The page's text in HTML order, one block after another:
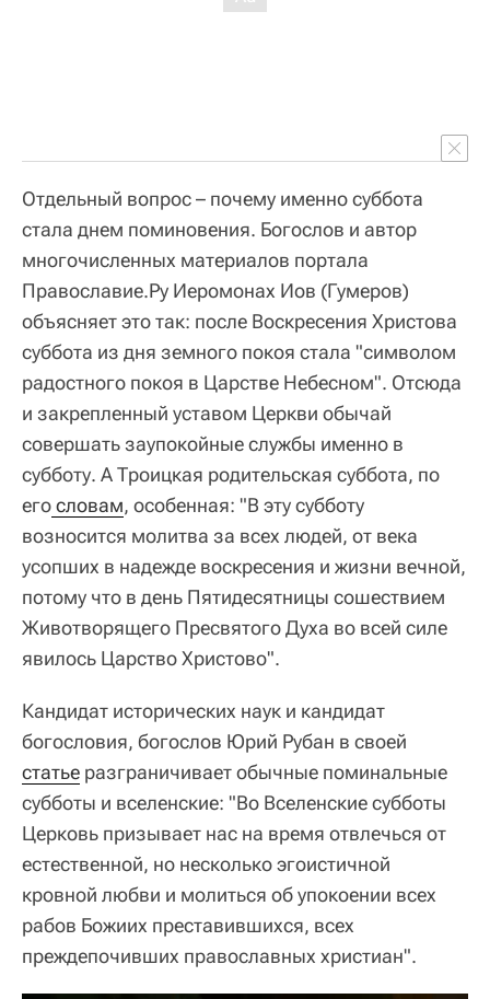
Отдельный вопрос – почему именно суббота
стала днем поминовения. Богослов и автор
многочисленных материалов портала
Православие.Ру Иеромонах Иов (Гумеров)
объясняет это так: после Воскресения Христова
суббота из дня земного покоя стала "символом
радостного покоя в Царстве Небесном". Отсюда
и закрепленный уставом Церкви обычай
совершать заупокойные службы именно в
субботу. А Троицкая родительская суббота, по
его словам, особенная: "В эту субботу
возносится молитва за всех людей, от века
усопших в надежде воскресения и жизни вечной,
потому что в день Пятидесятницы сошествием
Животворящего Пресвятого Духа во всей силе
явилось Царство Христово".
Кандидат исторических наук и кандидат
богословия, богослов Юрий Рубан в своей
статье разграничивает обычные поминальные
субботы и вселенские: "Во Вселенские субботы
Церковь призывает нас на время отвлечься от
естественной, но несколько эгоистичной
кровной любви и молиться об упокоении всех
рабов Божиих преставившихся, всех
преждепочивших православных христиан".